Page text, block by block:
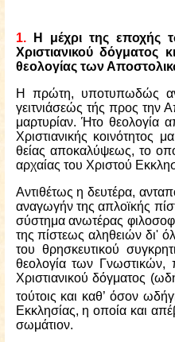
1.Η μέχρι της εποχής
Χριστιανικού δόγματος
θεολογίας των
Η πρώτη, υποτυπωδώς
γειτνιάσεώς τής προς την
μαρτυρίαν. Ήτο θεολογία
Χριστιανικής κοινότητος
θείας αποκαλύψεως, το
αρχαίας του Χριστού
Αντιθέτως η δευτέρα,
αναγωγήν της απλοϊκής
σύστημα ανωτέρας
της πίστεως αληθειών δι'
του θρησκευτικού
θεολογία των Γνωστικών,
Χριστιανικού δόγματος
τούτοις και καθ’ όσον
Εκκλησίας, η οποία και
σωμάτιον.